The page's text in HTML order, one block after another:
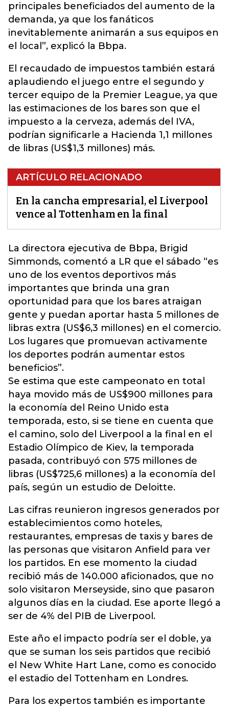
principales beneficiados del aumento de la
demanda, ya que los fanáticos
inevitablemente animarán a sus equipos en
el local”, explicó la Bbpa.
El recaudado de impuestos también estará
aplaudiendo el juego entre el segundo y
tercer equipo de la Premier League, ya que
las estimaciones de los bares son que el
impuesto a la cerveza, además del IVA,
podrían significarle a Hacienda 1,1 millones
de libras (US$1,3 millones) más.
ARTÍCULO RELACIONADO
En la cancha empresarial, el Liverpool
vence al Tottenham en la final
La directora ejecutiva de Bbpa, Brigid
Simmonds, comentó a LR que el sábado “es
uno de los eventos deportivos más
importantes que brinda una gran
oportunidad para que los bares atraigan
gente y puedan aportar hasta 5 millones de
libras extra (US$6,3 millones) en el comercio.
Los lugares que promuevan activamente
los deportes podrán aumentar estos
beneficios”.
Se estima que este campeonato en total
haya movido más de US$900 millones para
la economía del Reino Unido esta
temporada, esto, si se tiene en cuenta que
el camino, solo del Liverpool a la final en el
Estadio Olímpico de Kiev, la temporada
pasada, contribuyó con 575 millones de
libras (US$725,6 millones) a la economía del
país, según un estudio de Deloitte.
Las cifras reunieron ingresos generados por
establecimientos como hoteles,
restaurantes, empresas de taxis y bares de
las personas que visitaron Anfield para ver
los partidos. En ese momento la ciudad
recibió más de 140.000 aficionados, que no
solo visitaron Merseyside, sino que pasaron
algunos días en la ciudad. Ese aporte llegó a
ser de 4% del PIB de Liverpool.
Este año el impacto podría ser el doble, ya
que se suman los seis partidos que recibió
el New White Hart Lane, como es conocido
el estadio del Tottenham en Londres.
Para los expertos también es importante